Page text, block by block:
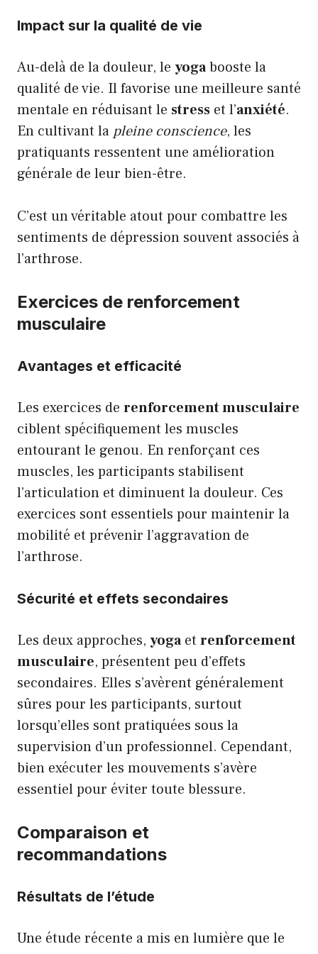
Impact sur la qualité de vie
Au-delà de la douleur, le yogabooste la
qualité de vie. Il favorise une meilleure santé
mentale en réduisant le stress et l’anxiété.
En cultivant la pleine conscience, les
pratiquants ressentent une amélioration
générale de leur bien-être.
C’est un véritable atout pour combattre les
sentiments de dépression souvent associés à
l’arthrose.
Exercices de renforcement
musculaire
Avantages et efficacité
Les exercices de renforcement musculaire
ciblent spécifiquement les muscles
entourant le genou. En renforçant ces
muscles, les participants stabilisent
l’articulation et diminuent la douleur. Ces
exercices sont essentiels pour maintenir la
mobilité et prévenir l’aggravation de
l’arthrose.
Sécurité et effets secondaires
Les deux approches, yogaet renforcement
musculaire, présentent peu d’effets
secondaires. Elles s’avèrent généralement
sûres pour les participants, surtout
lorsqu’elles sont pratiquées sous la
supervision d’un professionnel. Cependant,
bien exécuter les mouvements s’avère
essentiel pour éviter toute blessure.
Comparaison et
recommandations
Résultats de l’étude
Une étude récente a mis en lumière que le